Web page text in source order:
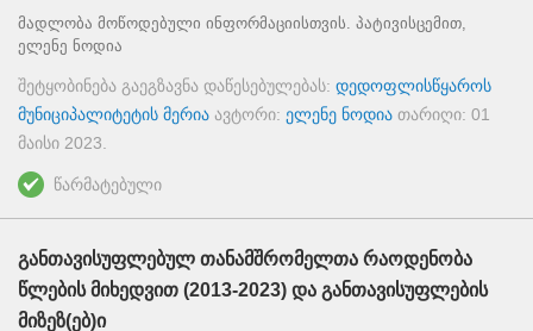
მადლობა მოწოდებული ინფორმაციისთვის. პატივისცემით,
ელენე ნოდია
შეტყობინება გაეგზავნა დაწესებულებას: დედოფლისწყაროს
მუნიციპალიტეტის მერია ავტორი: ელენე ნოდია თარიღი: 01
მაისი 2023.
წარმატებული
განთავისუფლებულ თანამშრომელთა რაოდენობა
წლების მიხედვით (2013-2023) და განთავისუფლების
მიზეზ(ებ)ი